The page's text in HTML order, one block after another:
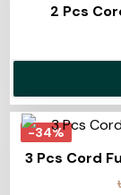
2 Pcs
-34%
3 Pcs Cord